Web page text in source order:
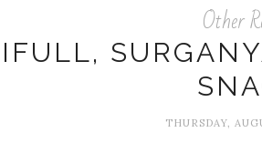
Other
THURSDAY,